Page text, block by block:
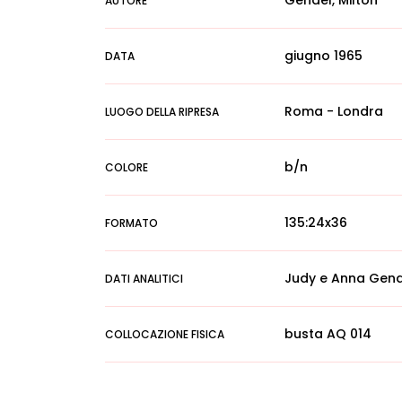
DATA giugno 1965
LUOGO DELLA RIPRESA Roma - Londra
COLORE b/n
FORMATO 135:24x36
DATI ANALITICI Judy e Anna
COLLOCAZIONE FISICA busta AQ 014